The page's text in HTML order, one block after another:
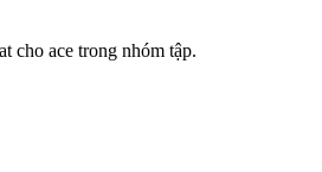
cho ace trong nhóm tập.